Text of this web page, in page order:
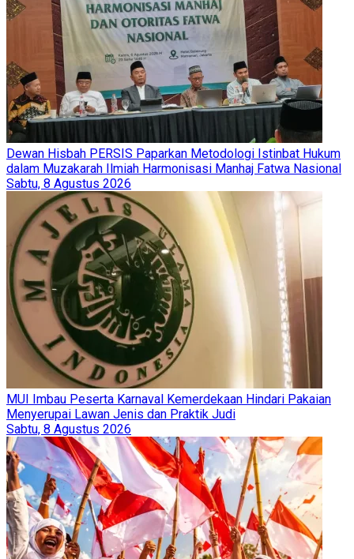
Dewan Hisbah PERSIS Paparkan Metodologi Istinbat Hukum
dalam Muzakarah Ilmiah Harmonisasi Manhaj Fatwa Nasional
Sabtu, 8 Agustus 2026
MUI Imbau Peserta Karnaval Kemerdekaan Hindari Pakaian
Menyerupai Lawan Jenis dan Praktik Judi
Sabtu, 8 Agustus 2026